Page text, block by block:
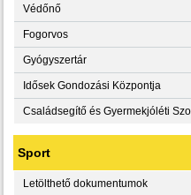
Védőnő
Fogorvos
Gyógyszertár
Idősek Gondozási Központja
Családsegítő és Gyermekjóléti
Sport
Letölthető dokumentumok